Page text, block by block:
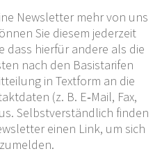
Newsletter mehr von uns
Sie diesem jederzeit
dass hierfür andere als die
nach den Basistarifen
in Textform an die
(z. B. E‐Mail, Fax,
Selbstverständlich finden
einen Link, um sich